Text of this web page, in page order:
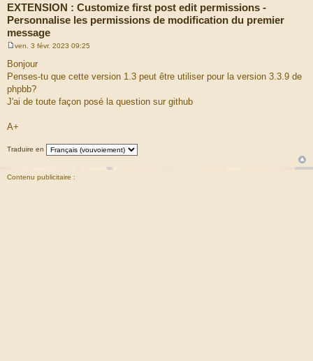
EXTENSION : Customize first post edit permissions -
Personnalise les permissions de modification du premier
message
s
s
g
e
ven. 3 févr. 2023 09:25
Bonjour
Penses-tu que cette version 1.3 peut être utiliser pour la version 3.3.9 de
phpbb?
J'ai de toute façon posé la question sur github
A+
Traduire en
Contenu publicitaire :